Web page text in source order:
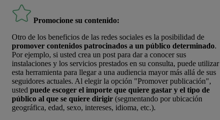
Promocione su contenido:
Otro de los beneficios de las redes sociales es la posibilidad de
promover contenidos patrocinados a un público determinado.
Por ejemplo, si usted crea un post para dar a conocer sus
instalaciones y los servicios prestados en su consulta, puede utilizar
esta herramienta para llegar a una audiencia mayor más allá de sus
seguidores actuales. Al elegir la opción "Promover publicación",
usted puede escoger el importe que quiere gastar y el tipo de
público al que se quiere dirigir (segmentando por ubicación
geográfica, edad, sexo, intereses, idioma, etc.).